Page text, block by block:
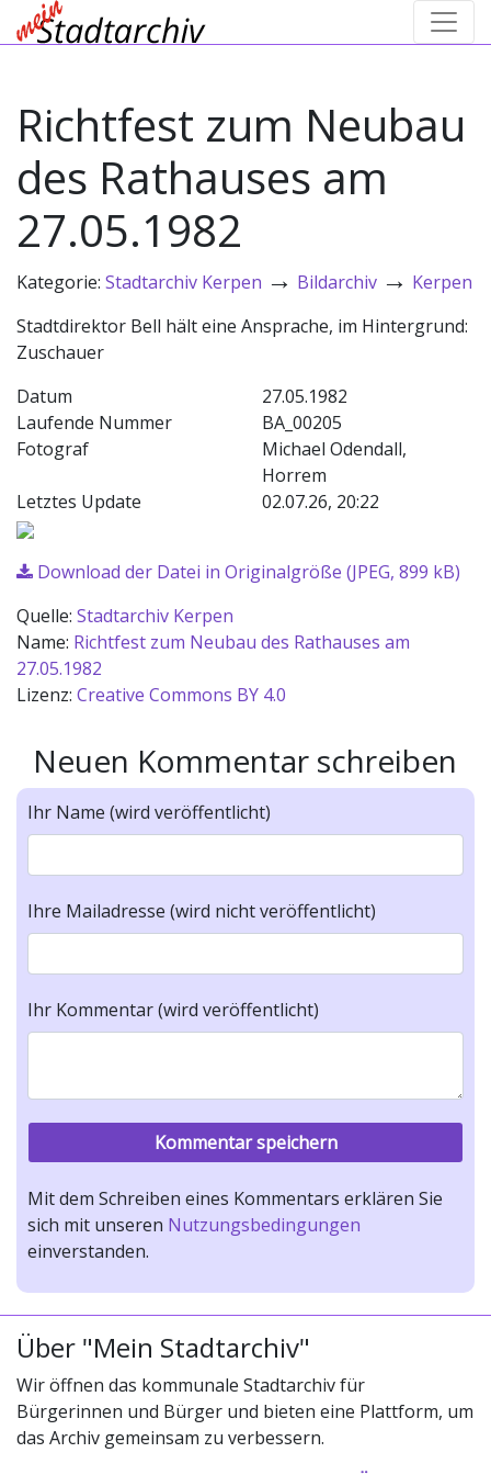
Richtfest zum Neubau
des Rathauses am
27.05.1982
Kategorie: Stadtarchiv Kerpen → Bildarchiv → Kerpen
Stadtdirektor Bell hält eine Ansprache, im Hintergrund:
Zuschauer
Datum
27.05.1982
Laufende Nummer
BA_00205
Fotograf
Michael Odendall,
Horrem
Letztes Update
02.07.26, 20:22
Download der Datei in Originalgröße (JPEG, 899 kB)
Quelle: Stadtarchiv Kerpen
Name: Richtfest zum Neubau des Rathauses am
27.05.1982
Lizenz: Creative Commons BY 4.0
Neuen Kommentar schreiben
Ihr Name (wird veröffentlicht)
Ihre Mailadresse (wird nicht veröffentlicht)
Ihr Kommentar (wird veröffentlicht)
Mit dem Schreiben eines Kommentars erklären Sie
sich mit unseren Nutzungsbedingungen
einverstanden.
Über "Mein Stadtarchiv"
Wir öffnen das kommunale Stadtarchiv für
Bürgerinnen und Bürger und bieten eine Plattform, um
das Archiv gemeinsam zu verbessern.